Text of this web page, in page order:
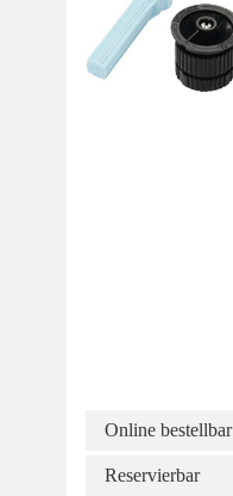
Online bestellbar
Reservierbar